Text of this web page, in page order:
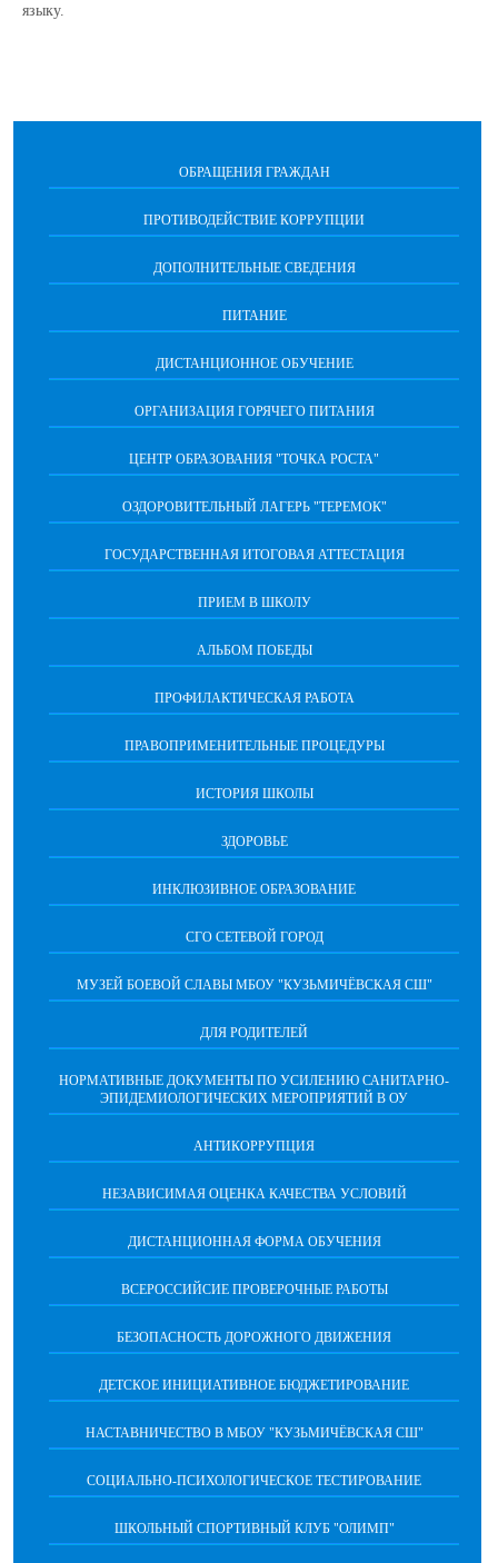
языку.
ОБРАЩЕНИЯ ГРАЖДАН
ПРОТИВОДЕЙСТВИЕ КОРРУПЦИИ
ДОПОЛНИТЕЛЬНЫЕ СВЕДЕНИЯ
ПИТАНИЕ
ДИСТАНЦИОННОЕ ОБУЧЕНИЕ
ОРГАНИЗАЦИЯ ГОРЯЧЕГО ПИТАНИЯ
ЦЕНТР ОБРАЗОВАНИЯ "ТОЧКА РОСТА"
ОЗДОРОВИТЕЛЬНЫЙ ЛАГЕРЬ "ТЕРЕМОК"
ГОСУДАРСТВЕННАЯ ИТОГОВАЯ АТТЕСТАЦИЯ
ПРИЕМ В ШКОЛУ
АЛЬБОМ ПОБЕДЫ
ПРОФИЛАКТИЧЕСКАЯ РАБОТА
ПРАВОПРИМЕНИТЕЛЬНЫЕ ПРОЦЕДУРЫ
ИСТОРИЯ ШКОЛЫ
ЗДОРОВЬЕ
ИНКЛЮЗИВНОЕ ОБРАЗОВАНИЕ
СГО СЕТЕВОЙ ГОРОД
МУЗЕЙ БОЕВОЙ СЛАВЫ МБОУ "КУЗЬМИЧЁВСКАЯ СШ"
ДЛЯ РОДИТЕЛЕЙ
НОРМАТИВНЫЕ ДОКУМЕНТЫ ПО УСИЛЕНИЮ САНИТАРНО-
ЭПИДЕМИОЛОГИЧЕСКИХ МЕРОПРИЯТИЙ В ОУ
АНТИКОРРУПЦИЯ
НЕЗАВИСИМАЯ ОЦЕНКА КАЧЕСТВА УСЛОВИЙ
ДИСТАНЦИОННАЯ ФОРМА ОБУЧЕНИЯ
ВСЕРОССИЙСИЕ ПРОВЕРОЧНЫЕ РАБОТЫ
БЕЗОПАСНОСТЬ ДОРОЖНОГО ДВИЖЕНИЯ
ДЕТСКОЕ ИНИЦИАТИВНОЕ БЮДЖЕТИРОВАНИЕ
НАСТАВНИЧЕСТВО В МБОУ "КУЗЬМИЧЁВСКАЯ СШ"
СОЦИАЛЬНО-ПСИХОЛОГИЧЕСКОЕ ТЕСТИРОВАНИЕ
ШКОЛЬНЫЙ СПОРТИВНЫЙ КЛУБ "ОЛИМП"